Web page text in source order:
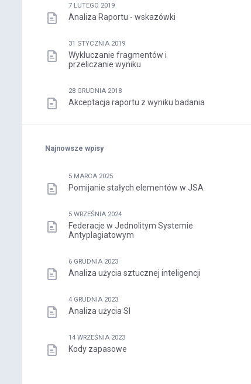
7 LUTEGO 2019
Analiza Raportu - wskazówki
31 STYCZNIA 2019
Wykluczanie fragmentów i
przeliczanie wyniku
28 GRUDNIA 2018
Akceptacja raportu z wyniku badania
Najnowsze wpisy
5 MARCA 2025
Pomijanie stałych elementów w JSA
5 WRZEŚNIA 2024
Federacje w Jednolitym Systemie
Antyplagiatowym
6 GRUDNIA 2023
Analiza użycia sztucznej inteligencji
4 GRUDNIA 2023
Analiza użycia SI
14 WRZEŚNIA 2023
Kody zapasowe